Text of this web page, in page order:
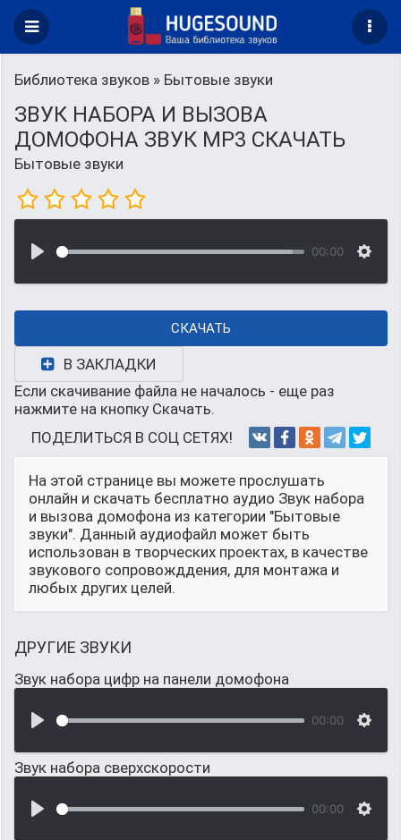
Библиотека звуков » Бытовые звуки
ЗВУК НАБОРА И ВЫЗОВА
ДОМОФОНА ЗВУК MP3 СКАЧАТЬ
Бытовые звуки
00:00
СКАЧАТЬ
В ЗАКЛАДКИ
Если скачивание файла не началось - еще раз
нажмите на кнопку Скачать.
ПОДЕЛИТЬСЯ В СОЦ СЕТЯХ!
На этой странице вы можете прослушать
онлайн и скачать бесплатно аудио Звук набора
и вызова домофона из категории "Бытовые
звуки". Данный аудиофайл может быть
использован в творческих проектах, в качестве
звукового сопровожддения, для монтажа и
любых других целей.
ДРУГИЕ ЗВУКИ
Звук набора цифр на панели домофона
00:00
Звук набора сверхскорости
00:00